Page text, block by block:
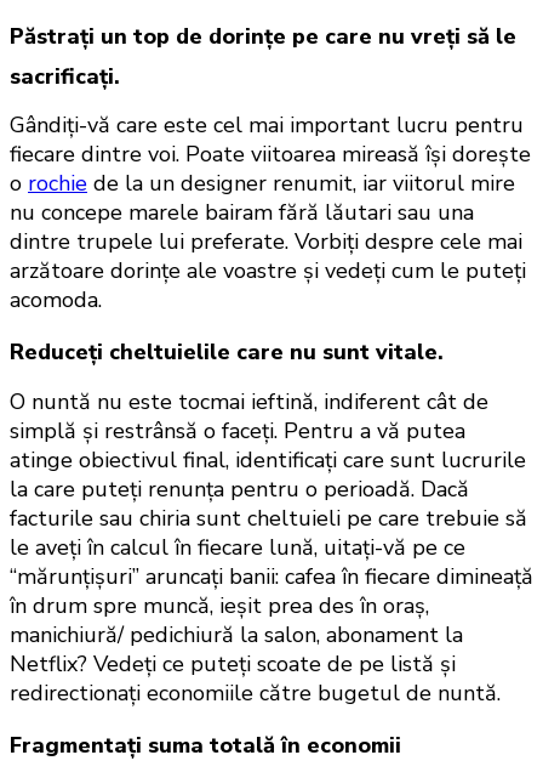
Păstrați un top de dorințe pe care nu vreți să le
sacrificați.
Gândiți-vă care este cel mai important lucru pentru
fiecare dintre voi. Poate viitoarea mireasă își dorește
o rochie de la un designer renumit, iar viitorul mire
nu concepe marele bairam fără lăutari sau una
dintre trupele lui preferate. Vorbiți despre cele mai
arzătoare dorințe ale voastre și vedeți cum le puteți
acomoda.
Reduceți cheltuielile care nu sunt vitale.
O nuntă nu este tocmai ieftină, indiferent cât de
simplă și restrânsă o faceți. Pentru a vă putea
atinge obiectivul final, identificați care sunt lucrurile
la care puteți renunța pentru o perioadă. Dacă
facturile sau chiria sunt cheltuieli pe care trebuie să
le aveți în calcul în fiecare lună, uitați-vă pe ce
“mărunțișuri” aruncați banii: cafea în fiecare dimineață
în drum spre muncă, ieșit prea des în oraș,
manichiură/ pedichiură la salon, abonament la
Netflix? Vedeți ce puteți scoate de pe listă și
redirectionați economiile către bugetul de nuntă.
Fragmentați suma totală în economii